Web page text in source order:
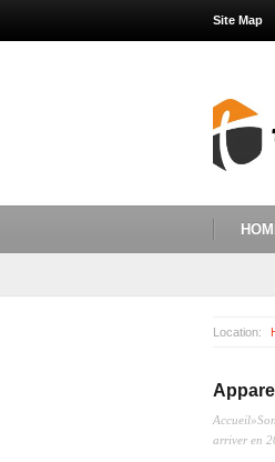
Site Map
Location:
arriver en